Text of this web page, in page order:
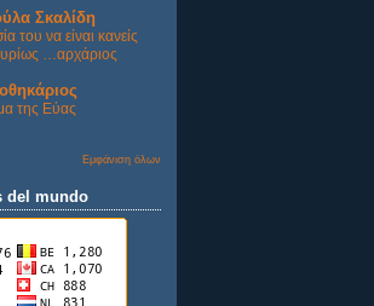
Σκαλίδη
του να είναι κανείς
…αρχάριος
της Εύας
Εμφάνιση όλων
del mundo